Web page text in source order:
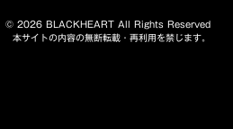
© 2026 BLACKHEART All Rights Reserved
本サイトの内容の無断転載・再利用を禁じます。